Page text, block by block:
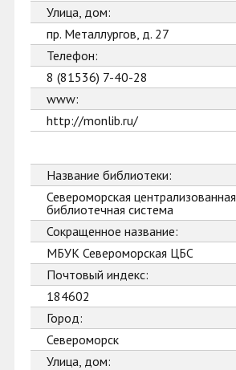
Улица, дом:
пр. Металлургов, д. 27
Телефон:
8 (81536) 7-40-28
www:
http://monlib.ru/
Название библиотеки:
Североморская централизованная
библиотечная система
Сокращенное название:
МБУК Североморская ЦБС
Почтовый индекс:
184602
Город:
Североморск
Улица, дом: